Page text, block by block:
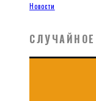
Новости
СЛУЧАЙНОЕ